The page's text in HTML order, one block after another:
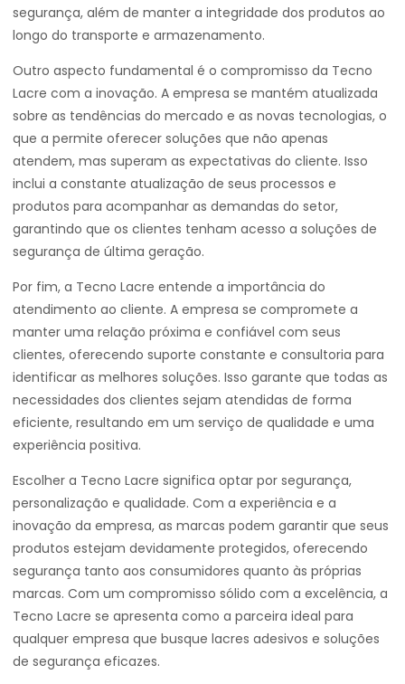
segurança, além de manter a integridade dos produtos ao
longo do transporte e armazenamento.
Outro aspecto fundamental é o compromisso da Tecno
Lacre com a inovação. A empresa se mantém atualizada
sobre as tendências do mercado e as novas tecnologias, o
que a permite oferecer soluções que não apenas
atendem, mas superam as expectativas do cliente. Isso
inclui a constante atualização de seus processos e
produtos para acompanhar as demandas do setor,
garantindo que os clientes tenham acesso a soluções de
segurança de última geração.
Por fim, a Tecno Lacre entende a importância do
atendimento ao cliente. A empresa se compromete a
manter uma relação próxima e confiável com seus
clientes, oferecendo suporte constante e consultoria para
identificar as melhores soluções. Isso garante que todas as
necessidades dos clientes sejam atendidas de forma
eficiente, resultando em um serviço de qualidade e uma
experiência positiva.
Escolher a Tecno Lacre significa optar por segurança,
personalização e qualidade. Com a experiência e a
inovação da empresa, as marcas podem garantir que seus
produtos estejam devidamente protegidos, oferecendo
segurança tanto aos consumidores quanto às próprias
marcas. Com um compromisso sólido com a excelência, a
Tecno Lacre se apresenta como a parceira ideal para
qualquer empresa que busque lacres adesivos e soluções
de segurança eficazes.